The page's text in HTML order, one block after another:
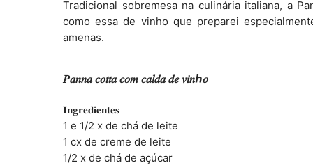
Tradicional sobremesa na culinária italiana, a
como essa de vinho que preparei
amenas.
𝑃𝑎𝑛𝑛𝑎 𝑐𝑜𝑡𝑡𝑎 𝑐𝑜𝑚 𝑐𝑎𝑙𝑑𝑎 𝑑𝑒 𝑣𝑖𝑛ℎ𝑜
𝐈𝐧𝐠𝐫𝐞𝐝𝐢𝐞𝐧𝐭𝐞𝐬
1 e 1/2 x de chá de leite
1 cx de creme de leite
1/2 x de chá de açúcar